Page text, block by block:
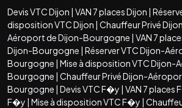
Devis VTC Dijon | VAN 7 places Dijon |
disposition VTC Dijon | Chauffeur Privé Dijon
Aéroport de Dijon-Bourgogne | VAN 7
Dijon-Bourgogne | Réserver VTC Dijon-
Bourgogne | Mise à disposition VTC Dijon-
Bourgogne | Chauffeur Privé Dijon-
Bourgogne | Devis VTC F�y | VAN 7 places
F�y | Mise à disposition VTC F�y |